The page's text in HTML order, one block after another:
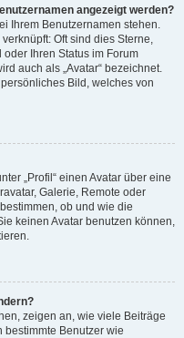
angezeigt werden?
Ihrem Benutzernamen stehen.
Oft sind dies Sterne,
Ihren Status im Forum
auch als „Avatar“ bezeichnet.
Bild, welches von
„Profil“ einen Avatar über eine
Galerie, Remote oder
ob und wie die
keinen Avatar benutzen können,
zeigen an, wie viele Beiträge
Benutzer wie